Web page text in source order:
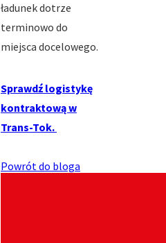
ładunek dotrze
terminowo do
miejsca docelowego.
Sprawdź logistykę
kontraktową w
Trans-Tok.
Powrót do bloga